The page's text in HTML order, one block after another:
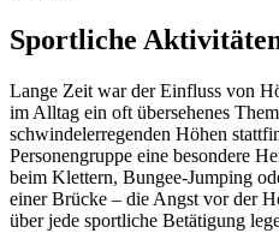
Sportliche
Lange Zeit war der Einfluss von
im Alltag ein oft übersehenes
schwindelerregenden Höhen
Personengruppe eine besondere
beim Klettern, Bungee-Jumping
einer Brücke – die Angst vor der
über jede sportliche Betätigung